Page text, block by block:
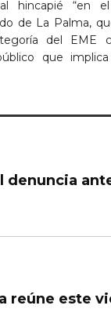
hincapié “en
de La Palma,
del EME
que
denuncia
reúne este